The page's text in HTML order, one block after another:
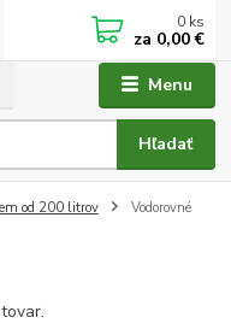
Menu
Hľadať
0 ks
za 0,00 €
od 200 litrov Vodorovné